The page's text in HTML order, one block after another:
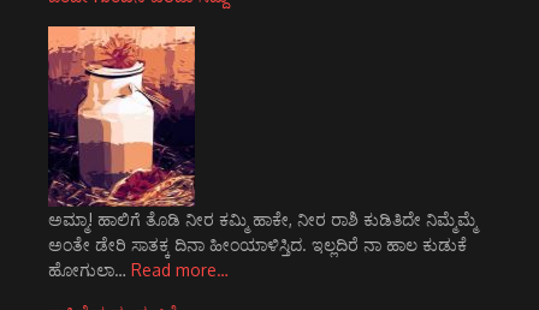
ಅಮ್ಮಾ! ಹಾಲಿಗೆ ತೊಡಿ ನೀರ ಕಮ್ಮಿ ಹಾಕೇ, ನೀರ ರಾಶಿ ಕುಡಿತಿದೇ ನಿಮ್ಮೆಮ್ಮೆ
ಅಂತೇ ಡೇರಿ ಸಾತಕ್ಕ ದಿನಾ ಹೀಂಯಾಳಿಸ್ತಿದ. ಇಲ್ಲದಿರೆ ನಾ ಹಾಲ ಕುಡುಕೆ
ಹೋಗುಲಾ… Read more…